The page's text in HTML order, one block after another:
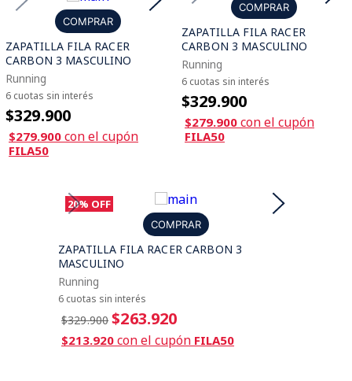
COMPRAR
ZAPATILLA FILA RACER
CARBON 3 MASCULINO
Running
6 cuotas sin interés
$329.900
$279.900 con el cupón
FILA50
COMPRAR
ZAPATILLA FILA RACER
CARBON 3 MASCULINO
Running
6 cuotas sin interés
$329.900
$279.900 con el cupón
FILA50
20% OFF
COMPRAR
ZAPATILLA FILA RACER CARBON 3
MASCULINO
Running
6 cuotas sin interés
$329.900 $263.920
$213.920 con el cupón FILA50